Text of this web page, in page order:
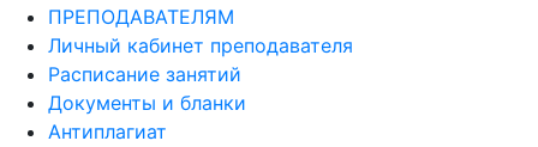
ПРЕПОДАВАТЕЛЯМ
Личный кабинет преподавателя
Расписание занятий
Документы и бланки
Антиплагиат